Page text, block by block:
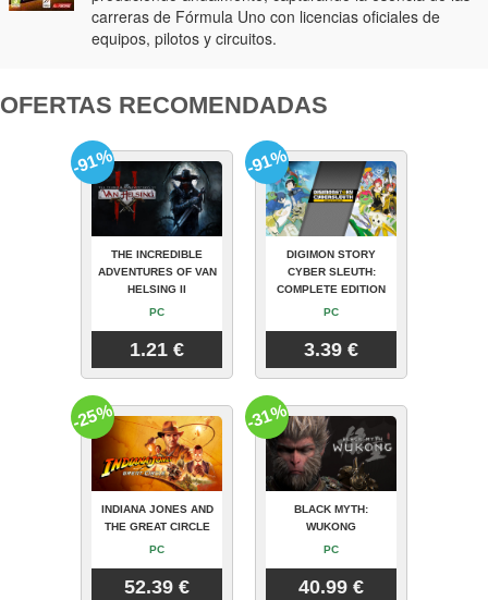
carreras de Fórmula Uno con licencias oficiales de
equipos, pilotos y circuitos.
OFERTAS RECOMENDADAS
THE INCREDIBLE
ADVENTURES OF VAN
HELSING II
PC
1.21 €
-91%
DIGIMON STORY
CYBER SLEUTH:
COMPLETE EDITION
PC
3.39 €
-91%
INDIANA JONES AND
THE GREAT CIRCLE
PC
52.39 €
-25%
BLACK MYTH:
WUKONG
PC
40.99 €
-31%